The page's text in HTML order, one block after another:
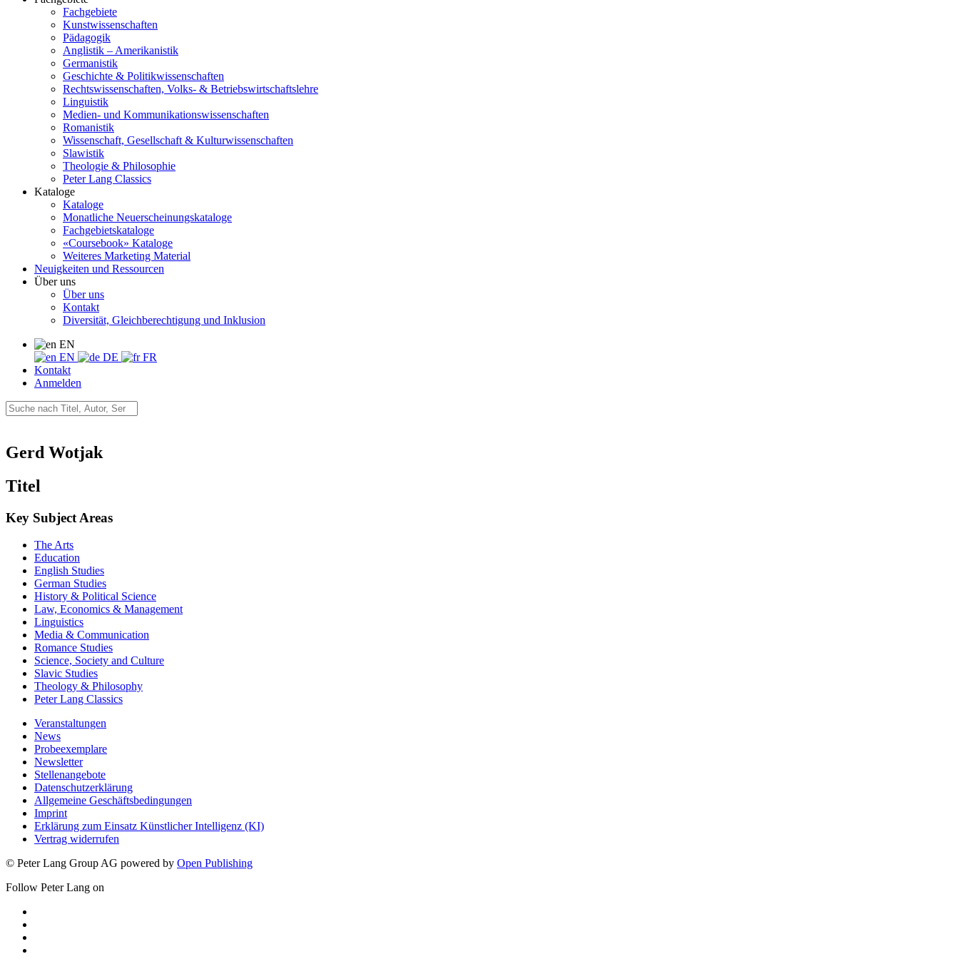
Fachgebiete
Kunstwissenschaften
Pädagogik
Anglistik – Amerikanistik
Germanistik
Geschichte & Politikwissenschaften
Rechtswissenschaften, Volks- & Betriebswirtschaftslehre
Linguistik
Medien- und Kommunikationswissenschaften
Romanistik
Wissenschaft, Gesellschaft & Kulturwissenschaften
Slawistik
Theologie & Philosophie
Peter Lang Classics
Kataloge
Kataloge
Monatliche Neuerscheinungskataloge
Fachgebietskataloge
«Coursebook» Kataloge
Weiteres Marketing Material
Neuigkeiten und Ressourcen
Über uns
Über uns
Kontakt
Diversität, Gleichberechtigung und Inklusion
EN
EN
DE
FR
Kontakt
Anmelden
Gerd Wotjak
Titel
Key Subject Areas
The Arts
Education
English Studies
German Studies
History & Political Science
Law, Economics & Management
Linguistics
Media & Communication
Romance Studies
Science, Society and Culture
Slavic Studies
Theology & Philosophy
Peter Lang Classics
Veranstaltungen
News
Probeexemplare
Newsletter
Stellenangebote
Datenschutzerklärung
Allgemeine Geschäftsbedingungen
Imprint
Erklärung zum Einsatz Künstlicher Intelligenz (KI)
Vertrag widerrufen
© Peter Lang Group AG powered by Open Publishing
Follow Peter Lang on